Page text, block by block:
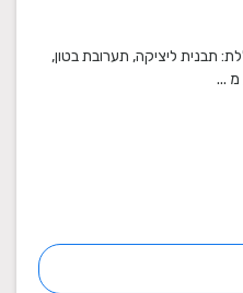
תבנית ליציקה, תערובת בטון,
מ ...